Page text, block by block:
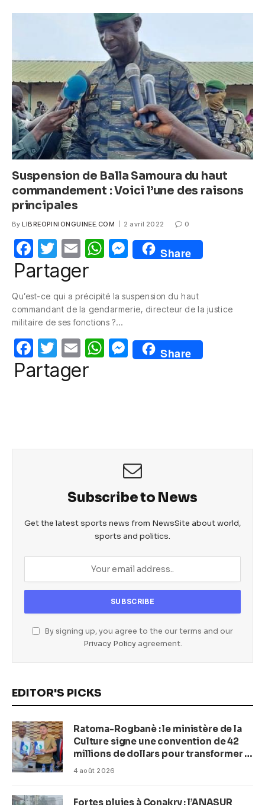
o
k
A
p
p
n
g
er
Suspension de Balla Samoura du haut
commandement : Voici l’une des raisons
principales
By LIBREOPINIONGUINEE.COM 2 avril 2022 0
F
a
e
b
o
o
k
T
w
itt
er
E
m
W
s
A
p
p
M
e
e
g
er
Share
Partager
Qu’est-ce qui a précipité la suspension du haut
commandant de la gendarmerie, directeur de la justice
militaire de ses fonctions ?…
F
a
T
w
itt
E
m
W M
e
er
Share
Partager
Subscribe to News
Get the latest sports news from NewsSite about world,
sports and politics.
By signing up, you agree to the our terms and our
Privacy Policyagreement.
EDITOR'S PICKS
Ratoma-Rogbanè : le ministère de la
Culture signe une convention de 42
millions de dollars pour transformer la
plage en complexe balnéaire
4 août 2026
Fortes pluies à Conakry : l’ANASUR